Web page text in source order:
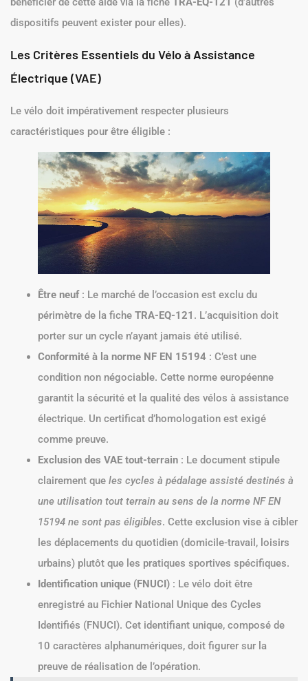
dispositifs peuvent exister pour elles).
Les Critères Essentiels du Vélo à Assistance
Électrique (VAE)
Le vélo doit impérativement respecter plusieurs
caractéristiques pour être éligible :
Être neuf: Le marché de l’occasion est exclu du
périmètre de la fiche TRA-EQ-121 . L’acquisition doit
porter sur un cycle n’ayant jamais été utilisé.
Conformité à la norme NF EN 15194 : C’est une
condition non négociable. Cette norme européenne
garantit la sécurité et la qualité des vélos à assistance
électrique. Un certificat d’homologation est exigé
comme preuve.
Exclusion des VAE tout-terrain : Le document stipule
clairement que les cycles à pédalage assisté destinés à
une utilisation tout terrain au sens de la norme NF EN
15194 ne sont pas éligibles. Cette exclusion vise à cibler
les déplacements du quotidien (domicile-travail, loisirs
urbains) plutôt que les pratiques sportives spécifiques.
Identification unique (FNUCI) : Le vélo doit être
enregistré au Fichier National Unique des Cycles
Identifiés (FNUCI). Cet identifiant unique, composé de
10 caractères alphanumériques, doit figurer sur la
preuve de réalisation de l’opération.